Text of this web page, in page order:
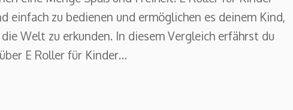
einfach zu bedienen und ermöglichen es deinem Kind,
Welt zu erkunden. In diesem Vergleich erfährst du
E Roller für Kinder…